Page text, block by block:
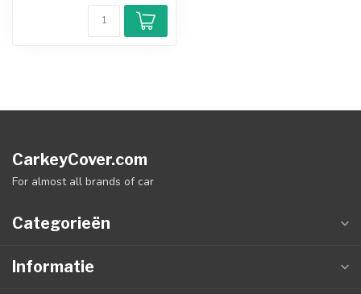
CarkeyCover.com
For almost all brands of car
Categorieën
Informatie